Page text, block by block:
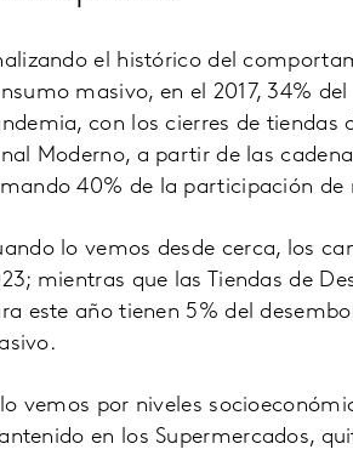
el histórico del
masivo, en el 2017, 34%
con los cierres de tiendas
Moderno, a partir de las
40% de la participación de
lo vemos desde cerca, los
mientras que las Tiendas de
este año tienen 5% del
vemos por niveles
en los Supermercados,